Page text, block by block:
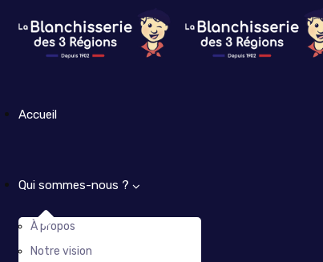
Accueil
Qui sommes-nous ?
À propos
Notre vision